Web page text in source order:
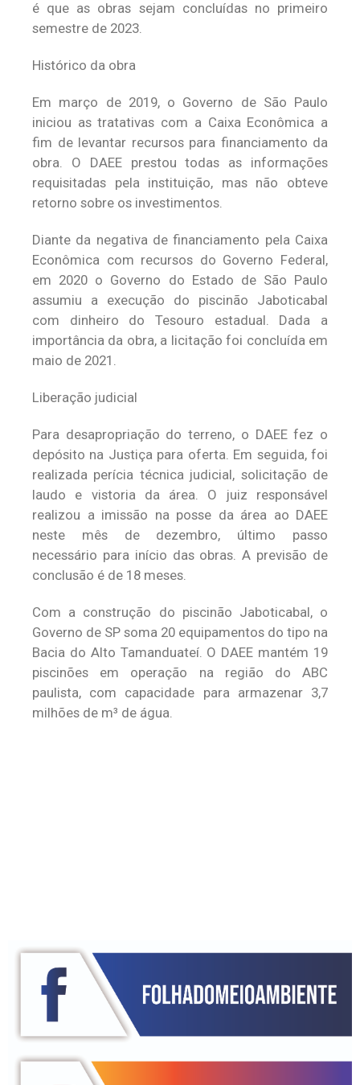
é que as obras sejam concluídas no primeiro
semestre de 2023.
Histórico da obra
Em março de 2019, o Governo de São Paulo
iniciou as tratativas com a Caixa Econômica a
fim de levantar recursos para financiamento da
obra. O DAEE prestou todas as informações
requisitadas pela instituição, mas não obteve
retorno sobre os investimentos.
Diante da negativa de financiamento pela Caixa
Econômica com recursos do Governo Federal,
em 2020 o Governo do Estado de São Paulo
assumiu a execução do piscinão Jaboticabal
com dinheiro do Tesouro estadual. Dada a
importância da obra, a licitação foi concluída em
maio de 2021.
Liberação judicial
Para desapropriação do terreno, o DAEE fez o
depósito na Justiça para oferta. Em seguida, foi
realizada perícia técnica judicial, solicitação de
laudo e vistoria da área. O juiz responsável
realizou a imissão na posse da área ao DAEE
neste mês de dezembro, último passo
necessário para início das obras. A previsão de
conclusão é de 18 meses.
Com a construção do piscinão Jaboticabal, o
Governo de SP soma 20 equipamentos do tipo na
Bacia do Alto Tamanduateí. O DAEE mantém 19
piscinões em operação na região do ABC
paulista, com capacidade para armazenar 3,7
milhões de m³ de água.